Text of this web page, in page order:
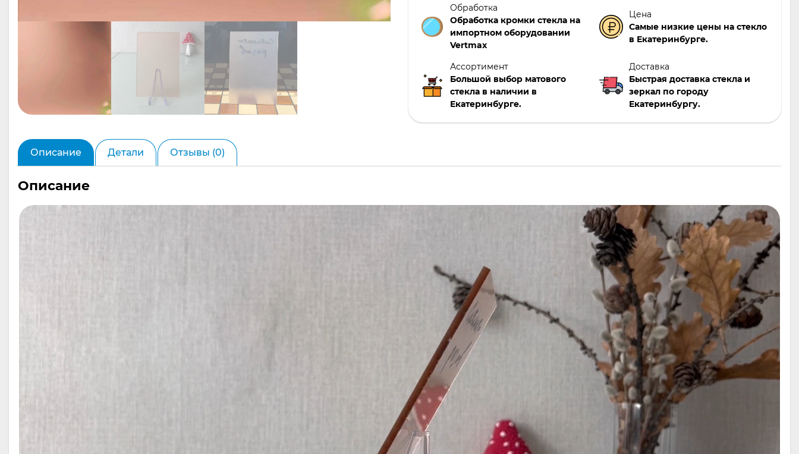
Обработка
Обработка кромки стекла на
импортном оборудовании
Vertmax
Цена
Самые низкие цены на стекло
в Екатеринбурге.
Ассортимент
Большой выбор матового
стекла в наличии в
Екатеринбурге.
Доставка
Быстрая доставка стекла и
зеркал по городу
Екатеринбургу.
Описание Детали Отзывы (0)
Описание